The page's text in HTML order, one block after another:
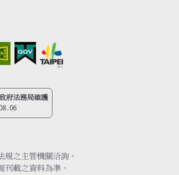
府法務局維護
之主管機關洽詢。
載之資料為準。